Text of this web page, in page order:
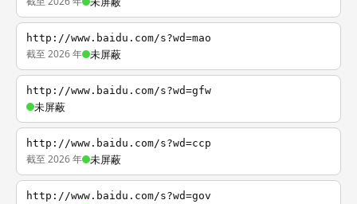
http://www.baidu.com/s?wd=mao
截至 2026 年 未屏蔽
http://www.baidu.com/s?wd=gfw
未屏蔽
http://www.baidu.com/s?wd=ccp
截至 2026 年 未屏蔽
http://www.baidu.com/s?wd=gov